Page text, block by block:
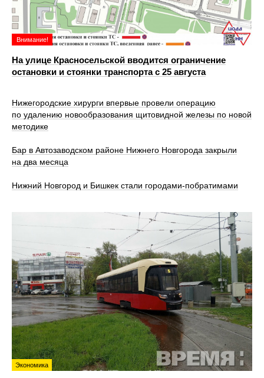
Внимание!
На улице Красносельской вводится ограничение
остановки и стоянки транспорта с 25 августа
Нижегородские хирурги впервые провели операцию
по удалению новообразования щитовидной железы по новой
методике
Бар в Автозаводском районе Нижнего Новгорода закрыли
на два месяца
Нижний Новгород и Бишкек стали городами-побратимами
Экономика